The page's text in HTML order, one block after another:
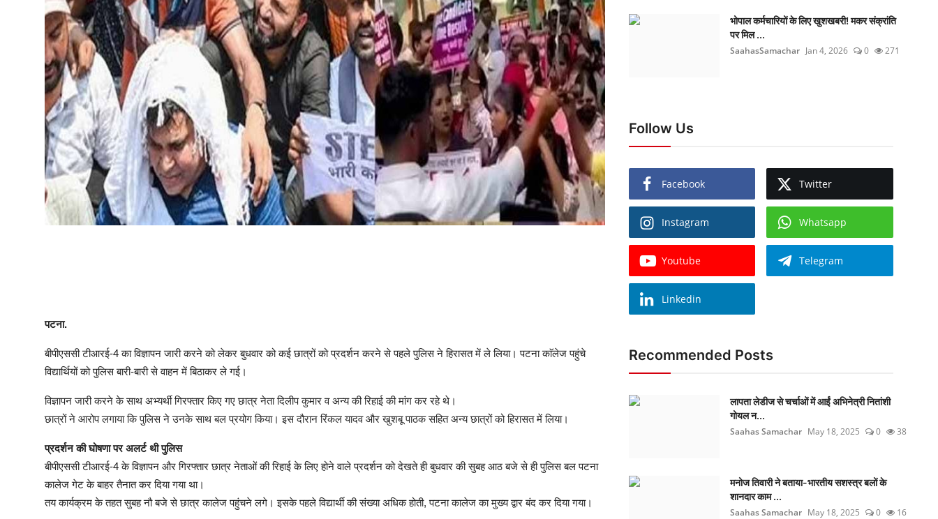
पटना.
बीपीएससी टीआरई-4 का विज्ञापन जारी करने को लेकर बुधवार को कई छात्रों को प्रदर्शन करने से पहले पुलिस ने हिरासत में ले लिया। पटना काॅलेज पहुंचे
विद्यार्थियों को पुलिस बारी-बारी से वाहन में बिठाकर ले गई।
विज्ञापन जारी करने के साथ अभ्यर्थी गिरफ्तार किए गए छात्र नेता दिलीप कुमार व अन्य की रिहाई की मांग कर रहे थे।
छात्रों ने आरोप लगाया कि पुलिस ने उनके साथ बल प्रयोग किया। इस दौरान रिंकल यादव और खुशबू पाठक सहित अन्य छात्रों को हिरासत में लिया।
प्रदर्शन की घोषणा पर अलर्ट थी पुलिस
बीपीएससी टीआरई-4 के विज्ञापन और गिरफ्तार छात्र नेताओं की रिहाई के लिए होने वाले प्रदर्शन को देखते ही बुधवार की सुबह आठ बजे से ही पुलिस बल पटना
कालेज गेट के बाहर तैनात कर दिया गया था।
तय कार्यक्रम के तहत सुबह नौ बजे से छात्र कालेज पहुंचने लगे। इसके पहले विद्यार्थी की संख्या अधिक होती, पटना कालेज का मुख्य द्वार बंद कर दिया गया।
भोपाल कर्मचारियों के लिए खुशखबरी! मकर संक्रांति
पर मिल ...
SaahasSamachar Jan 4, 2026 0 271
Follow Us
Facebook Twitter
Instagram Whatsapp
Youtube Telegram
Linkedin
Recommended Posts
लापता लेडीज से चर्चाओं में आईं अभिनेत्री नितांशी
गोयल न...
Saahas Samachar May 18, 2025 0 38
मनोज तिवारी ने बताया-भारतीय सशस्त्र बलों के
शानदार काम ...
Saahas Samachar May 18, 2025 0 16